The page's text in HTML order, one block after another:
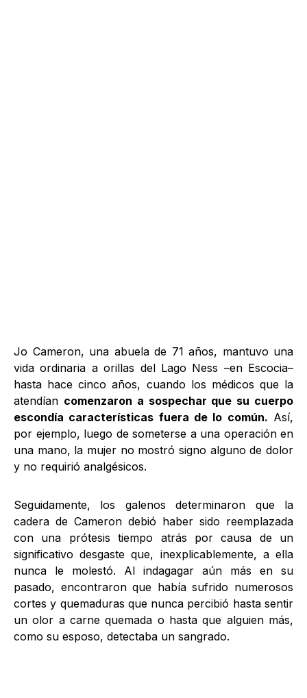
Jo Cameron, una abuela de 71 años, mantuvo una
vida ordinaria a orillas del Lago Ness –en Escocia–
hasta hace cinco años, cuando los médicos que la
atendían comenzaron a sospechar que su cuerpo
escondía características fuera de lo común. Así,
por ejemplo, luego de someterse a una operación en
una mano, la mujer no mostró signo alguno de dolor
y no requirió analgésicos.
Seguidamente, los galenos determinaron que la
cadera de Cameron debió haber sido reemplazada
con una prótesis tiempo atrás por causa de un
significativo desgaste que, inexplicablemente, a ella
nunca le molestó. Al indagagar aún más en su
pasado, encontraron que había sufrido numerosos
cortes y quemaduras que nunca percibió hasta sentir
un olor a carne quemada o hasta que alguien más,
como su esposo, detectaba un sangrado.